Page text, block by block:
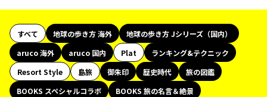
すべて 地球の歩き方 海外
地球の歩き方 Jシリーズ（国内）
aruco 海外
aruco 国内 Plat
ランキング&テクニック
Resort Style
島旅 御朱印 歴史時代
旅の図鑑
BOOKS スペシャルコラボ
BOOKS 旅の名言＆絶景